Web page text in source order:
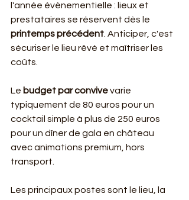
l'année évènementielle : lieux et
prestataires se réservent dès le
printemps précédent. Anticiper, c'est
sécuriser le lieu rêvé et maîtriser les
coûts.
Le budget par convive varie
typiquement de 80 euros pour un
cocktail simple à plus de 250 euros
pour un dîner de gala en château
avec animations premium, hors
transport.
Les principaux postes sont le lieu, la